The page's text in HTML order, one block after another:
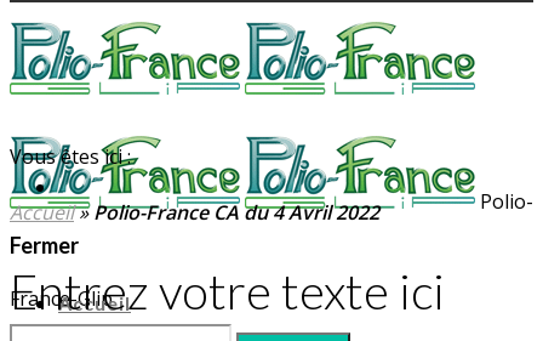
Polio-
France-Glip
Accueil
Vous êtes ici :
Accueil»Polio-France CA du 4 Avril 2022
Fermer
Entrez votre texte ici